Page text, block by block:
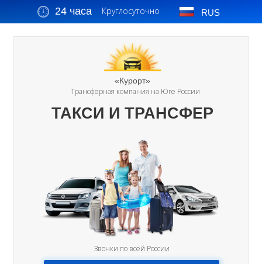
24 часа Круглосуточно RUS
«Курорт»
Трансферная компания на Юге России
Звонки по всей России
ТАКСИ И ТРАНСФЕР